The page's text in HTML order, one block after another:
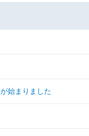
始まりました